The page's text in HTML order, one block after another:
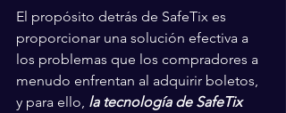
El propósito detrás de SafeTix es
proporcionar una solución efectiva a
los problemas que los compradores a
menudo enfrentan al adquirir boletos,
y para ello, la tecnología de SafeTix